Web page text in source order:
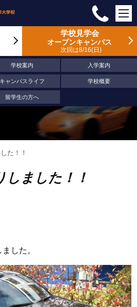
学校見学会
オープンキャンパス
次回は8/16 日
学校案内 入学案内
キャンパスライフ 学校概要
留学生の方へ
た！！
しました！！
した。